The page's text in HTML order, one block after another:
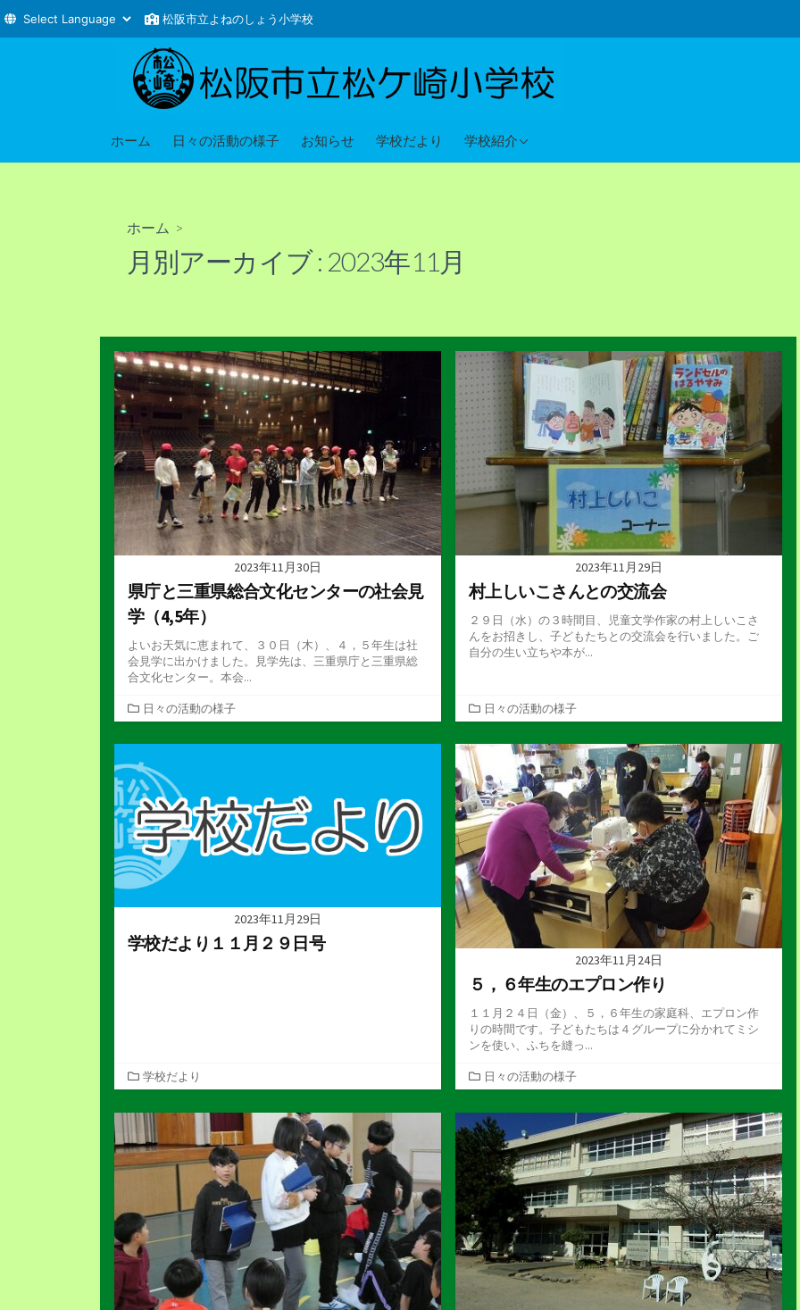
へ
松阪市立よねのしょう小学校
ホーム 日々の活動の様子 お知らせ 学校だより 学校紹介
教育目標
ホーム >
月別アーカイブ : 2023年11月
2023年11月30日
県庁と三重県総合文化センターの社会見
学（4,5年）
よいお天気に恵まれて、３０日（木）、４，５年生は社
会見学に出かけました。見学先は、三重県庁と三重県総
合文化センター。本会...
カ
テ
ゴ
リ
ー
日々の活動の様子
2023年11月29日
村上しいこさんとの交流会
２９日（水）の３時間目、児童文学作家の村上しいこさ
んをお招きし、子どもたちとの交流会を行いました。ご
自分の生い立ちや本が...
カ
テ
ゴ
ー
日々の活動の様子
2023年11月29日
学校だより１１月２９日号
カ
テ
ゴ
リ
ー
学校だより
2023年11月24日
５，６年生のエプロン作り
１１月２４日（金）、５，６年生の家庭科、エプロン作
りの時間です。子どもたちは４グループに分かれてミシ
ンを使い、ふちを縫っ...
カ
テ
ゴ
リ
ー
日々の活動の様子